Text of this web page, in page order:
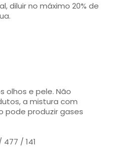
diluir no máximo 20% de
olhos e pele. Não
a mistura com
pode produzir gases
/ 141